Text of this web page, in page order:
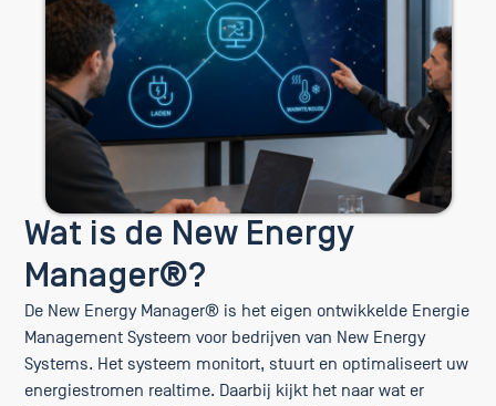
Wat is de New Energy
Manager®?
De New Energy Manager® is het eigen ontwikkelde Energie
Management Systeem voor bedrijven van New Energy
Systems. Het systeem monitort, stuurt en optimaliseert uw
energiestromen realtime. Daarbij kijkt het naar wat er